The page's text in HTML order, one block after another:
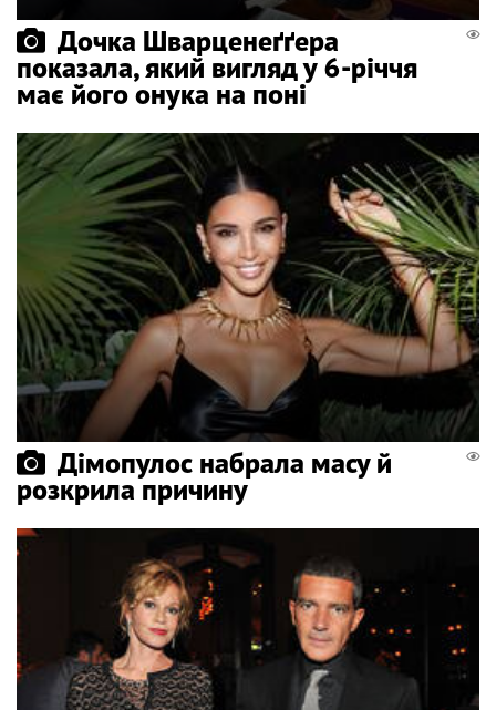
Дочка Шварценеґґера
показала, який вигляд у 6-річчя
має його онука на поні
Дімопулос набрала масу й
розкрила причину